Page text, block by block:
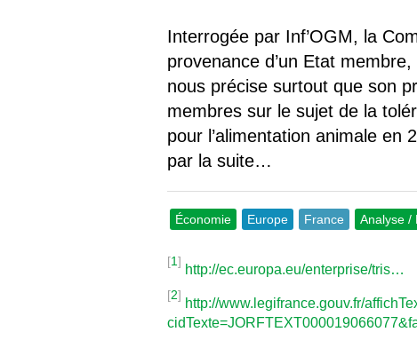
Interrogée par Inf’OGM, la
provenance d’un Etat
nous précise surtout que son
membres sur le sujet de la
pour l’alimentation animale en
par la suite…
Économie Europe France Analyse /
[1]
http://ec.europa.eu/enterprise/tris…
[2]
http://www.legifrance.gouv.fr/